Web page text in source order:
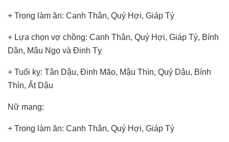
+ Trong làm ăn: Canh Thân, Quý Hợi, Giáp Tý
+ Lựa chọn vợ chồng: Canh Thân, Quý Hợi, Giáp Tý, Bính
Dần, Mậu Ngọ và Đinh Tỵ
+ Tuổi kỵ: Tân Dậu, Đinh Mão, Mậu Thìn, Quý Dậu, Bính
Thìn, Ất Dậu
Nữ mạng:
+ Trong làm ăn: Canh Thân, Quý Hợi, Giáp Tý